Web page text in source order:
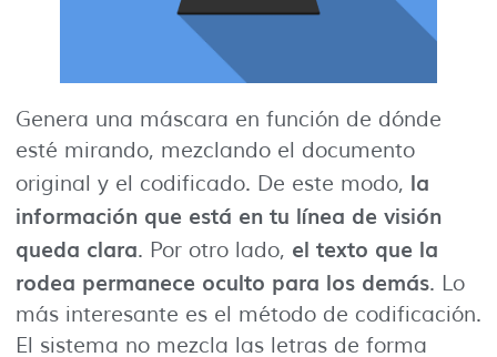
Genera una máscara en función de dónde
esté mirando, mezclando el documento
original y el codificado. De este modo, la
información que está en tu línea de visión
queda clara. Por otro lado, el texto que la
rodea permanece oculto para los demás. Lo
más interesante es el método de codificación.
El sistema no mezcla las letras de forma